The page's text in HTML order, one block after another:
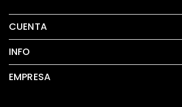
CUENTA
INFO
EMPRESA